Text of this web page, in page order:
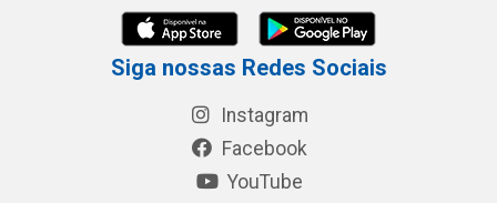
Siga nossas Redes Sociais
Instagram
Facebook
YouTube